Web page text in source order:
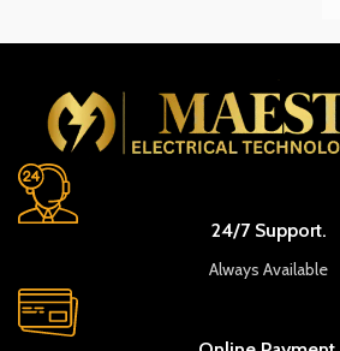
24/7 Support.
Always Available